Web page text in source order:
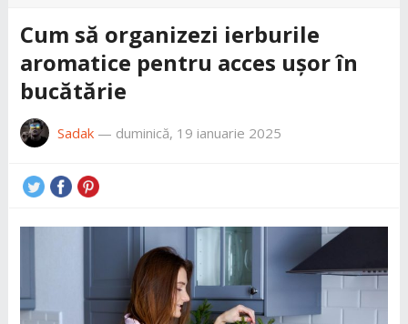
Cum să organizezi ierburile
aromatice pentru acces ușor în
bucătărie
Sadak— duminică, 19 ianuarie 2025